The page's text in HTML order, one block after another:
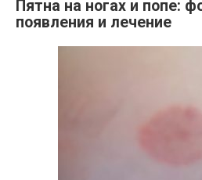
Пятна на ногах и попе:
появления и лечение